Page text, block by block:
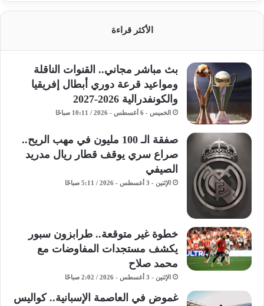
الأكثر قراءة
بث مباشر مجاني.. القنوات الناقلة
ومواعيد قرعة دوري أبطال إفريقيا
والكونفدرالية 2026-2027
الخميس - 6 أغسطس - 2026 / 10:11 صباحًا
صفقة الـ 100 مليون في مهب الريح..
صراع سري يوقف قطار ريال مدريد
الصيفي
الإثنين - 3 أغسطس - 2026 / 5:11 صباحًا
خطوة غير متوقعة.. طرابزون سبور
يكشف مستجدات المفاوضات مع
محمد صلاح
الإثنين - 3 أغسطس - 2026 / 2:02 صباحًا
غموض في العاصمة الإسبانية.. كواليس